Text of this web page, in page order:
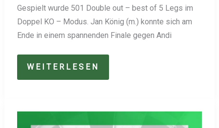
Gespielt wurde 501 Double out – best of 5 Legs im
Doppel KO – Modus. Jan König (m.) konnte sich am
Ende in einem spannenden Finale gegen Andi
JAN
KÖNIG
OSTERTURNIER
WEITERLESEN